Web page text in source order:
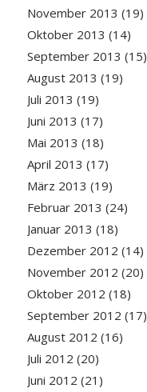
November 2013 (19)
Oktober 2013 (14)
September 2013 (15)
August 2013 (19)
Juli 2013 (19)
Juni 2013 (17)
Mai 2013 (18)
April 2013 (17)
März 2013 (19)
Februar 2013 (24)
Januar 2013 (18)
Dezember 2012 (14)
November 2012 (20)
Oktober 2012 (18)
September 2012 (17)
August 2012 (16)
Juli 2012 (20)
Juni 2012 (21)